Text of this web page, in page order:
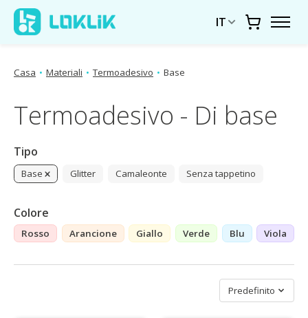
IT Carrello
Casa • Materiali • Termoadesivo • Base
Termoadesivo - Di base
Tipo
Base Glitter Camaleonte Senza tappetino
Colore
Rosso Arancione Giallo Verde Blu Viola
Ordina per
Predefinito